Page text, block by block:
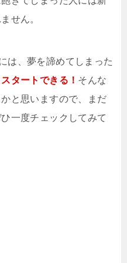
せん。
は、夢を諦めてしまった
タートできる！ そんな
と思いますので、まだ
一度チェックしてみて